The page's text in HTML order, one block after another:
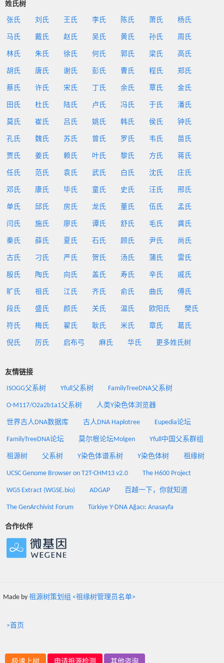
姓氏树
张氏 刘氏 王氏 李氏 陈氏 萧氏 杨氏
马氏 戴氏 赵氏 吴氏 黄氏 孙氏 周氏
林氏 朱氏 徐氏 何氏 郭氏 梁氏 高氏
胡氏 唐氏 谢氏 彭氏 曹氏 程氏 郑氏
蔡氏 许氏 宋氏 丁氏 余氏 覃氏 金氏
田氏 杜氏 陆氏 卢氏 冯氏 于氏 潘氏
莫氏 崔氏 吕氏 姚氏 韩氏 侯氏 钟氏
孔氏 魏氏 苏氏 曾氏 罗氏 韦氏 苗氏
贾氏 姜氏 赖氏 叶氏 黎氏 方氏 蒋氏
任氏 范氏 袁氏 武氏 白氏 沈氏 庄氏
邓氏 康氏 毕氏 童氏 史氏 汪氏 邢氏
单氏 邱氏 房氏 龙氏 董氏 伍氏 孟氏
闫氏 施氏 廖氏 谭氏 舒氏 毛氏 龚氏
秦氏 薛氏 夏氏 石氏 顾氏 尹氏 尚氏
古氏 刁氏 严氏 贺氏 汤氏 蒲氏 雷氏
殷氏 陶氏 向氏 盖氏 寿氏 辛氏 戚氏
旷氏 祖氏 江氏 齐氏 俞氏 曲氏 傅氏
段氏 盛氏 颜氏 关氏 温氏 欧阳氏 樊氏
符氏 梅氏 翟氏 耿氏 米氏 章氏 葛氏
倪氏 厉氏 启布弓 麻氏 华氏 更多姓氏树
友情链接
ISOGG父系树 Yfull父系树 FamilyTreeDNA父系树
O-M117/O2a2b1a1父系树 人类Y染色体浏览器
世界古人DNA数据库 古人DNA Haplotree Eupedia论坛
FamilyTreeDNA论坛 莫尔根论坛Molgen Yfull中国父系群组
祖源树 父系树 Y染色体谱系树 Y染色体树 祖缘树
UCSC Genome Browser on T2T-CHM13 v2.0 The H600 Project
WGS Extract (WGSE.bio) ADGAP 百越一下，你就知道
The GenArchivist Forum Türkiye Y-DNA Ağacı: Anasayfa
合作伙伴
Made by 祖源树策划组 <祖缘树管理员名单>
>首页